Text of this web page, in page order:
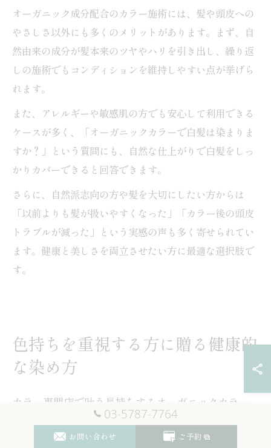
オーガニック成分配合のカラー施術には、髪や頭皮への
やさしさ以外にも多くのメリットがあります。まず、自
然由来の成分が髪本来のツヤやハリを引き出し、繰り返
しの施術でもコンディションを維持しやすい点が挙げら
れます。
また、アレルギーや敏感肌の方でも安心して利用できる
ケースが多く、「オーガニックカラーで白髪は染まりま
すか？」という質問にも、自然な仕上がりで白髪をしっ
かりカバーできると回答できます。
さらに、自然派志向の方や髪を大切にしたい方からは
「以前よりも髪が扱いやすくなった」「カラー後の頭皮
トラブルが減った」という実感の声も多く寄せられてい
ます。健康と美しさを両立させたい方に最適な選択肢で
す。
色持ちを重視する方に贈る健康的
な染め方
カラー専門店で叶う長持ちするオーガニックカラー
オーガニックカラーは、髪や頭皮への優しさを重視しな
がらも、色持ちの良さが特徴です。東京都世田谷区砧公
03-5787-7764
お問い合わせ ご予約